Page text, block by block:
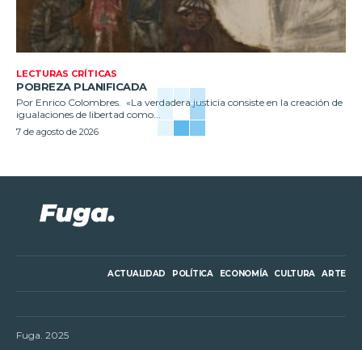
LECTURAS CRÍTICAS
POBREZA PLANIFICADA
Por Enrico Colombres. «La verdadera justicia consiste en la creación de
igualaciones de libertad como...
7 de agosto de 2026
ACTUALIDAD POLÍTICA ECONOMÍA CULTURA ARTE
Fuga. 2025